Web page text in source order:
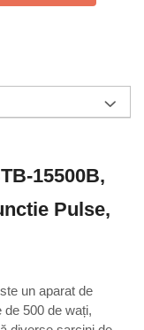
15500B,
Pulse,
un aparat de
de 500 de wați,